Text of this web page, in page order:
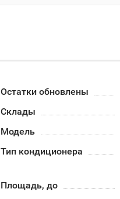
Остатки обновлены
Склады
Модель
Тип кондиционера
Площадь, до